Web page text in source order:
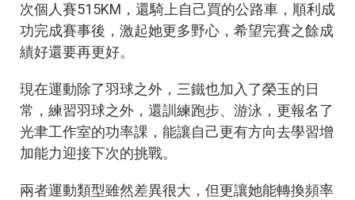
次個人賽515KM，還騎上自己買的公路車，順利成
功完成賽事後，激起她更多野心，希望完賽之餘成
績好還要再更好。
現在運動除了羽球之外，三鐵也加入了榮玉的日
常，練習羽球之外，還訓練跑步、游泳，更報名了
光聿工作室的功率課，能讓自己更有方向去學習增
加能力迎接下次的挑戰。
兩者運動類型雖然差異很大，但更讓她能轉換頻率